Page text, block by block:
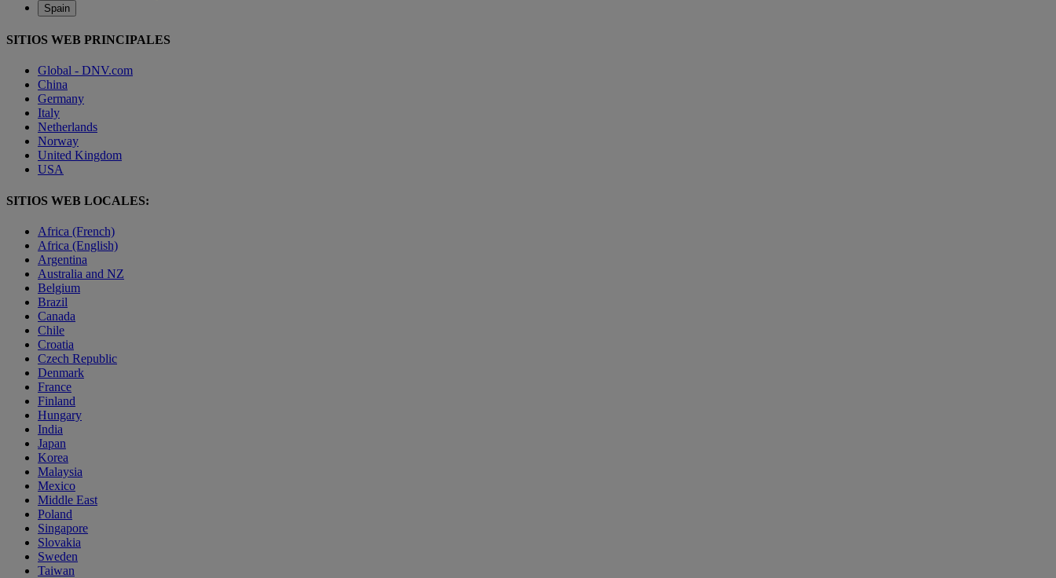
Spain
SITIOS WEB PRINCIPALES
Global - DNV.com
China
Germany
Italy
Netherlands
Norway
United Kingdom
USA
SITIOS WEB LOCALES:
Africa (French)
Africa (English)
Argentina
Australia and NZ
Belgium
Brazil
Canada
Chile
Croatia
Czech Republic
Denmark
France
Finland
Hungary
India
Japan
Korea
Malaysia
Mexico
Middle East
Poland
Singapore
Slovakia
Sweden
Taiwan